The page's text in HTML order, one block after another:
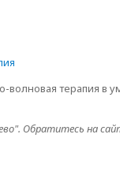
волновая терапия в
Обратитесь на